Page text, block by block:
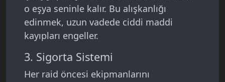
o eşya seninle kalır. Bu alışkanlığı
edinmek, uzun vadede ciddi maddi
kayıpları engeller.
3. Sigorta Sistemi
Her raid öncesi ekipmanlarını